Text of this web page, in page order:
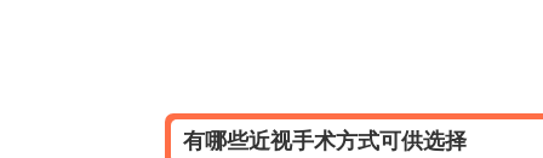
有哪些近视手术方式可供选择